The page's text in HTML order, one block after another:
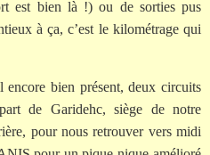
est bien là !) ou de sorties pus
à ça, c’est le kilométrage qui
bien présent, deux circuits
de Garidehc, siège de notre
pour nous retrouver vers midi